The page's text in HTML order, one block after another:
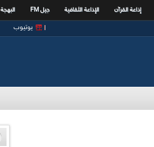
إذاعة القرآن الإذاعة الثقافية جيل FM البهجة
يوتيوب